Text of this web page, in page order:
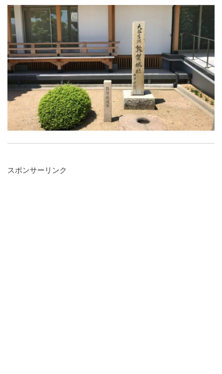
スポンサーリンク